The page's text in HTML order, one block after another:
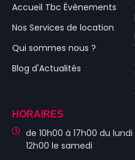
Accueil Tbc Évènements
Nos Services de location
Qui sommes nous ?
Blog d'Actualités
HORAIRES
de 10h00 à 17h00 du
12h00 le samedi